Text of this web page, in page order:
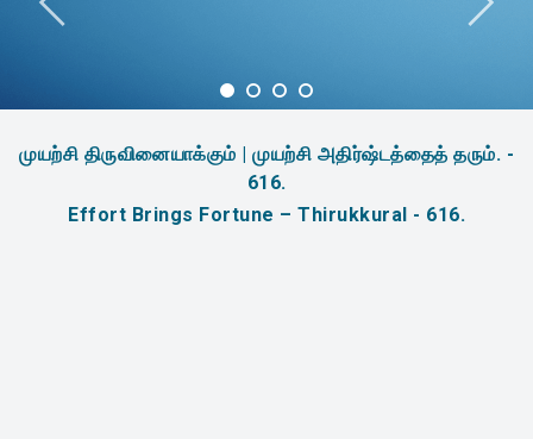
முயற்சி திருவினையாக்கும் | முயற்சி அதிர்ஷ்டத்தைத் தரும். -
616.
Effort Brings Fortune – Thirukkural - 616.